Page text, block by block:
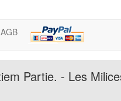
AGB
Partie. - Les